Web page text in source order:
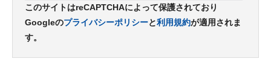
このサイトはreCAPTCHAによって保護されており
Googleのプライバシーポリシーと利用規約が適用されま
す。